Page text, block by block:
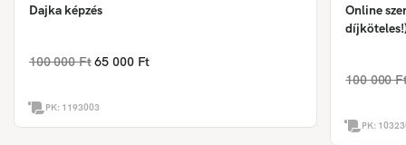
Dajka képzés
100 000 Ft 65 000 Ft
PK: 1193003
Online
100 000
PK: